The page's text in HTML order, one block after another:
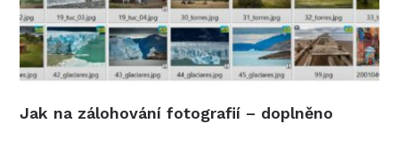
Jak na zálohování fotografií – doplněno